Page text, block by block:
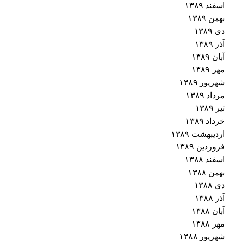
اسفند ۱۳۸۹
بهمن ۱۳۸۹
دی ۱۳۸۹
آذر ۱۳۸۹
آبان ۱۳۸۹
مهر ۱۳۸۹
شهریور ۱۳۸۹
مرداد ۱۳۸۹
تیر ۱۳۸۹
خرداد ۱۳۸۹
اردیبهشت ۱۳۸۹
فروردین ۱۳۸۹
اسفند ۱۳۸۸
بهمن ۱۳۸۸
دی ۱۳۸۸
آذر ۱۳۸۸
آبان ۱۳۸۸
مهر ۱۳۸۸
شهریور ۱۳۸۸